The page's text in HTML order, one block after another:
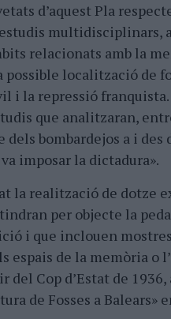
d’aquest Pla
multidisciplinars,
relacionats amb la
possible localització de
i la repressió
que analitzaran,
bombardejos a i des
imposar la dictadura».
la realització de dotze
per objecte la
i que inclouen
espais de la memòria o
del Cop d’Estat de
de Fosses a Balears»